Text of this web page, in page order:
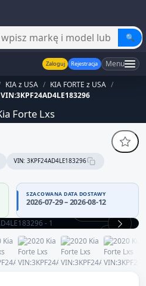
🔍
Zaloguj Rejestracja Menu
KIA z USA / KIA FORTE z USA /
Forte Lxs
VIN: 3KPF24AD4LE183296
SZACOWANA DATA DOSTAWY
2026-07-29 – 2026-08-12